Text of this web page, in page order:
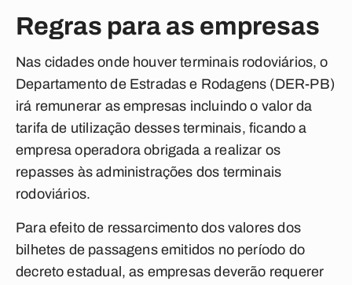
Regras para as empresas
Nas cidades onde houver terminais rodoviários, o
Departamento de Estradas e Rodagens (DER-PB)
irá remunerar as empresas incluindo o valor da
tarifa de utilização desses terminais, ficando a
empresa operadora obrigada a realizar os
repasses às administrações dos terminais
rodoviários.
Para efeito de ressarcimento dos valores dos
bilhetes de passagens emitidos no período do
decreto estadual, as empresas deverão requerer